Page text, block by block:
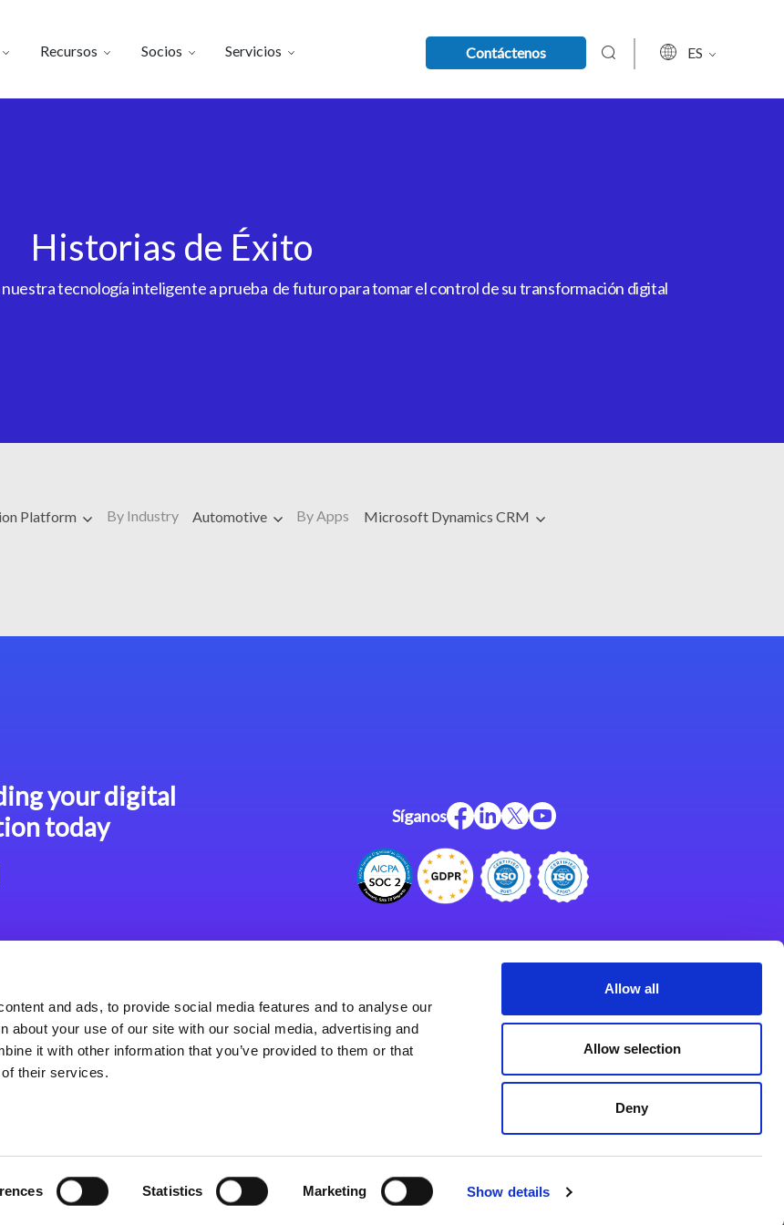
and ads, to provide social media features and to analyse our
about your use of our site with our social media, advertising and
it with other information that you’ve provided to them or that
their services.
Statistics Marketing Show details
Allow all
Allow selection
Deny
Recursos Socios Servicios Contáctenos ES
Historias de Éxito
tecnología inteligente a prueba de futuro para tomar el control de su transformación digital
Platform By Industry Automotive By Apps Microsoft Dynamics CRM
your digital
today
Síganos
de Aplicaciones Web
xpa
Acerca de Magic
Oficinas Internacionales
Políticas de Privacidad
Programa de Asociados